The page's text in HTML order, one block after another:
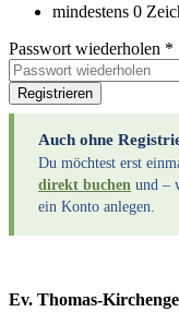
mindestens 0
Passwort wiederholen *
Registrieren
Auch ohne
Du möchtest erst
direkt buchen und –
ein Konto anlegen.
Ev. Thomas-